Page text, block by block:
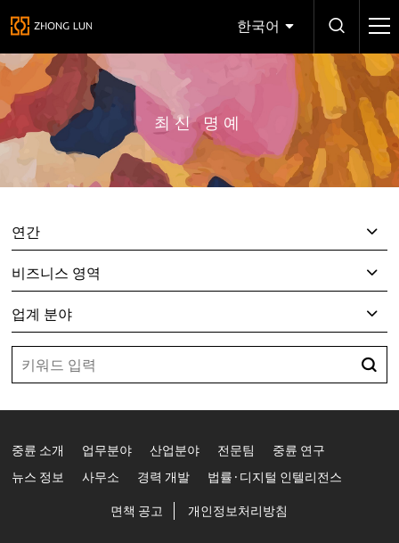
한국어
최신 명예
연간
비즈니스 영역
업계 분야
중륜 소개 업무분야 산업분야 전문팀 중륜 연구
뉴스 정보 사무소 경력 개발 법률·디지털 인텔리전스
면책 공고 개인정보처리방침